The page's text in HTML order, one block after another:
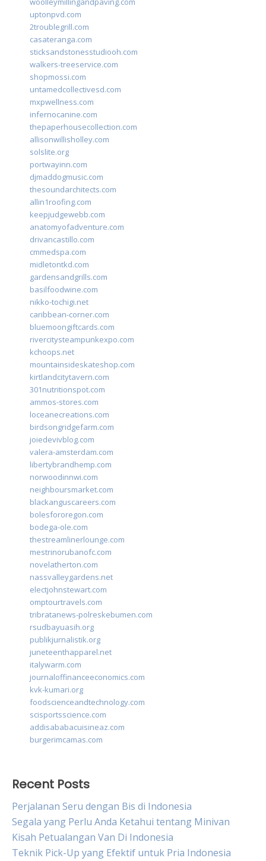
uptonpvd.com
2troublegrill.com
casateranga.com
sticksandstonesstudiooh.com
walkers-treeservice.com
shopmossi.com
untamedcollectivesd.com
mxpwellness.com
infernocanine.com
thepaperhousecollection.com
allisonwillisholley.com
solslite.org
portwayinn.com
djmaddogmusic.com
thesoundarchitects.com
allin1roofing.com
keepjudgewebb.com
anatomyofadventure.com
drivancastillo.com
cmmedspa.com
midletontkd.com
gardensandgrills.com
basilfoodwine.com
nikko-tochigi.net
caribbean-corner.com
bluemoongiftcards.com
rivercitysteampunkexpo.com
kchoops.net
mountainsideskateshop.com
kirtlandcitytavern.com
301nutritionspot.com
ammos-stores.com
loceanecreations.com
birdsongridgefarm.com
joiedevivblog.com
valera-amsterdam.com
libertybrandhemp.com
norwoodinnwi.com
neighboursmarket.com
blackanguscareers.com
bolesfororegon.com
bodega-ole.com
thestreamlinerlounge.com
mestrinorubanofc.com
novelatherton.com
nassvalleygardens.net
electjohnstewart.com
omptourtravels.com
tribratanews-polreskebumen.com
rsudbayuasih.org
publikjurnalistik.org
juneteenthapparel.net
italywarm.com
journaloffinanceeconomics.com
kvk-kumari.org
foodscienceandtechnology.com
scisportsscience.com
addisababacuisineaz.com
burgerimcamas.com
Recent Posts
Perjalanan Seru dengan Bis di Indonesia
Segala yang Perlu Anda Ketahui tentang Minivan
Kisah Petualangan Van Di Indonesia
Teknik Pick-Up yang Efektif untuk Pria Indonesia